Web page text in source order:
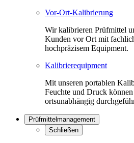
Vor-Ort-Kalibrierung
Wir kalibrieren Prüfmittel
Kunden vor Ort mit
hochpräzisem Equipment.
Kalibrierequipment
Mit unseren portablen
Feuchte und Druck
ortsunabhängig
Prüfmittelmanagement
Schließen